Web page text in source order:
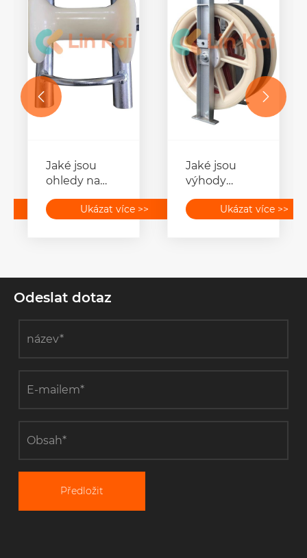
Jaké jsou
ohledy na
životní
prostředí přiUkázat více >>
Jaké jsou
výhody
použití
výpletovýchUkázat více >>
 
Odeslat dotaz
Předložit